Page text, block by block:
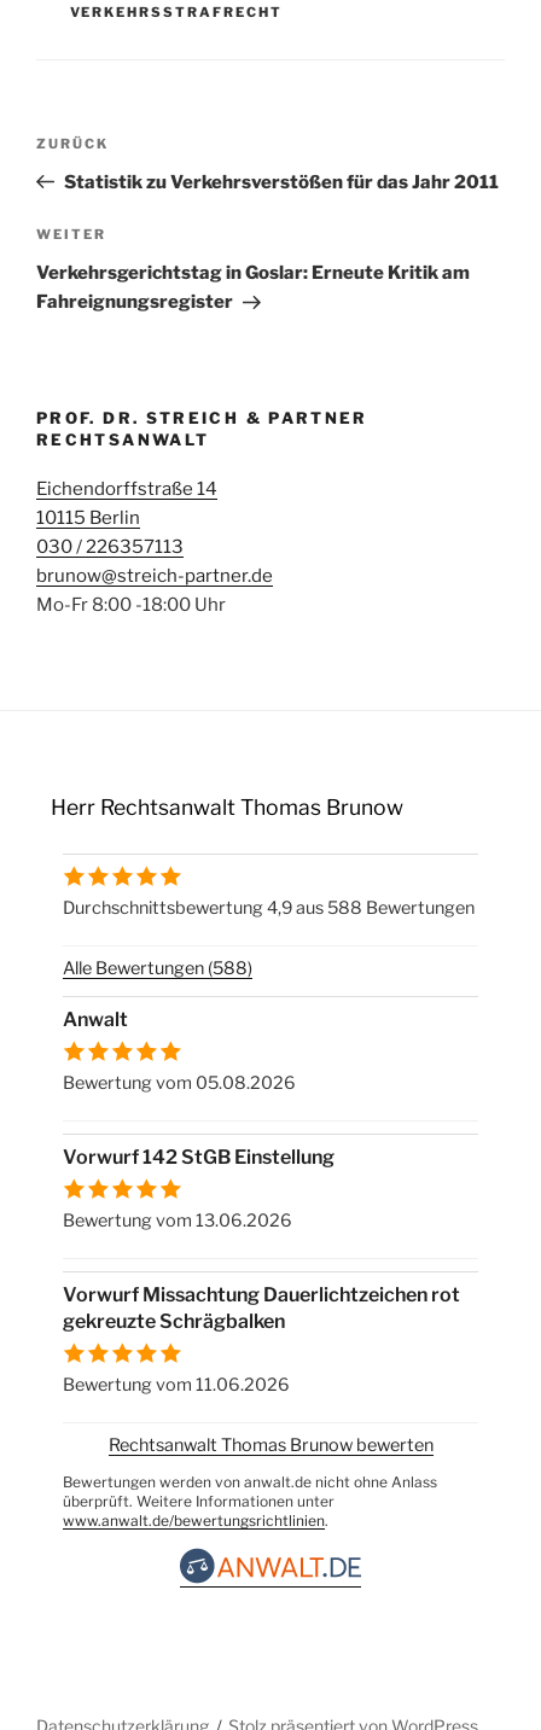
VERKEHRSSTRAFRECHT
Beitragsnavigation
Vorheriger
Beitrag
ZURÜCK
Statistik zu Verkehrsverstößen für das Jahr 2011
Nächster
Beitrag
WEITER
Verkehrsgerichtstag in Goslar: Erneute Kritik am
Fahreignungsregister
PROF. DR. STREICH & PARTNER
RECHTSANWALT
Eichendorffstraße 14
10115 Berlin
030 / 226357113
brunow@streich-partner.de
Mo-Fr 8:00 -18:00 Uhr
Herr Rechtsanwalt Thomas Brunow
Durchschnittsbewertung 4,9 aus 588 Bewertungen
Alle Bewertungen (588)
Anwalt
Bewertung vom 05.08.2026
Vorwurf 142 StGB Einstellung
Bewertung vom 13.06.2026
Vorwurf Missachtung Dauerlichtzeichen rot
gekreuzte Schrägbalken
Bewertung vom 11.06.2026
Rechtsanwalt Thomas Brunow bewerten
Bewertungen werden von anwalt.de nicht ohne Anlass
überprüft. Weitere Informationen unter
www.anwalt.de/bewertungsrichtlinien.
Datenschutzerklärung Stolz präsentiert von WordPress